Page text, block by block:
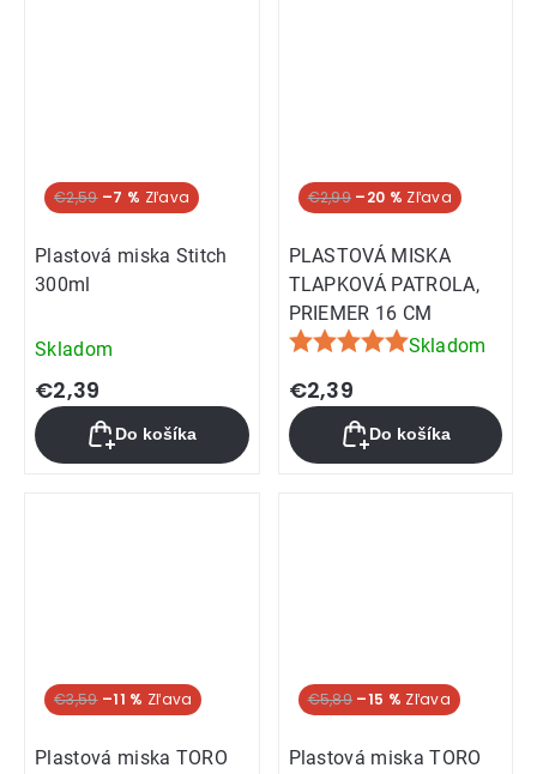
€2,59 –7 %
Plastová miska Stitch
300ml
Skladom
€2,39
Do košíka
€2,99 –20 %
PLASTOVÁ MISKA
TLAPKOVÁ PATROLA,
PRIEMER 16 CM
Priemerné
hodnotenie
produktu
je
5,0
Skladom
€2,39
Do košíka
€3,59 –11 %
Plastová miska TORO
€5,89 –15 %
Plastová miska TORO